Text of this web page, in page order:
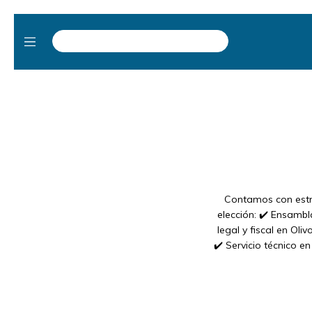
Contamos con
elección: ✔️
legal y fiscal en
✔️ Servicio técnico